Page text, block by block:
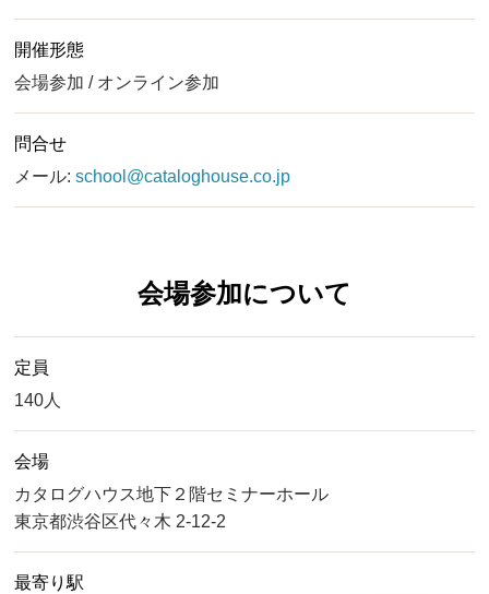
開催形態
会場参加 / オンライン参加
問合せ
メール:school@cataloghouse.co.jp
会場参加について
定員
140人
会場
カタログハウス地下２階セミナーホール
東京都渋谷区代々木 2-12-2
最寄り駅